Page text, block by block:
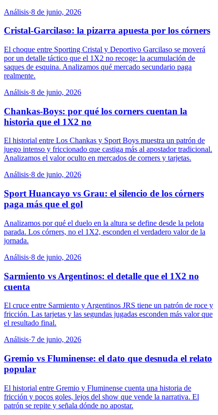
Análisis·8 de junio, 2026
Cristal-Garcilaso: la pizarra apuesta por los córners
El choque entre Sporting Cristal y Deportivo Garcilaso se moverá
por un detalle táctico que el 1X2 no recoge: la acumulación de
saques de esquina. Analizamos qué mercado secundario paga
realmente.
Análisis·8 de junio, 2026
Chankas-Boys: por qué los corners cuentan la
historia que el 1X2 no
El historial entre Los Chankas y Sport Boys muestra un patrón de
juego intenso y friccionado que castiga más al apostador tradicional.
Analizamos el valor oculto en mercados de corners y tarjetas.
Análisis·8 de junio, 2026
Sport Huancayo vs Grau: el silencio de los córners
paga más que el gol
Analizamos por qué el duelo en la altura se define desde la pelota
parada. Los córners, no el 1X2, esconden el verdadero valor de la
jornada.
Análisis·8 de junio, 2026
Sarmiento vs Argentinos: el detalle que el 1X2 no
cuenta
El cruce entre Sarmiento y Argentinos JRS tiene un patrón de roce y
fricción. Las tarjetas y las segundas jugadas esconden más valor que
el resultado final.
Análisis·7 de junio, 2026
Gremio vs Fluminense: el dato que desnuda el relato
popular
El historial entre Gremio y Fluminense cuenta una historia de
fricción y pocos goles, lejos del show que vende la narrativa. El
patrón se repite y señala dónde no apostar.